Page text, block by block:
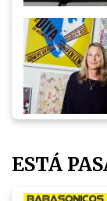
ESTÁ